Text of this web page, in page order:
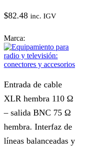
$82.48 inc. IGV
Marca:
Entrada de cable
XLR hembra 110 Ω
– salida BNC 75 Ω
hembra. Interfaz de
líneas balanceadas y